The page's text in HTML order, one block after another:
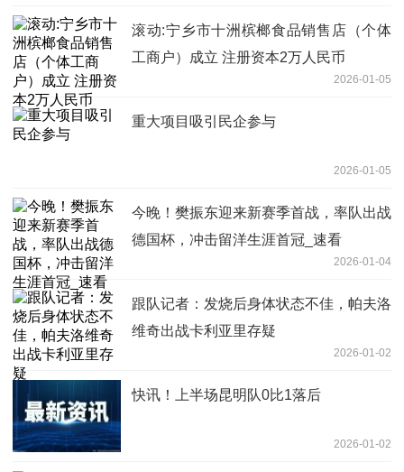
滚动:宁乡市十洲槟榔食品销售店（个体
工商户）成立 注册资本2万人民币
2026-01-05
重大项目吸引民企参与
2026-01-05
今晚！樊振东迎来新赛季首战，率队出战
德国杯，冲击留洋生涯首冠_速看
2026-01-04
跟队记者：发烧后身体状态不佳，帕夫洛
维奇出战卡利亚里存疑
2026-01-02
快讯！上半场昆明队0比1落后
2026-01-02